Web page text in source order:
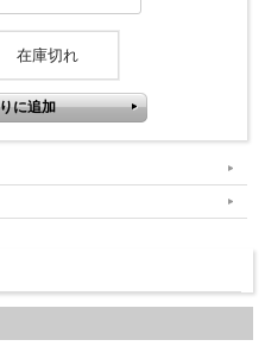
在庫切れ